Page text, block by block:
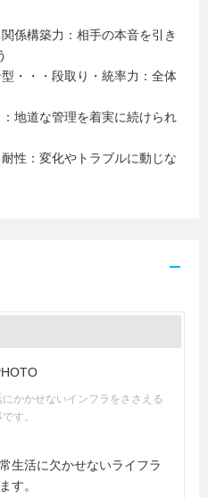
係構築力：相手の本音を引き
・・・段取り・統率力：全体
地道な管理を着実に続けられ
性：変化やトラブルに動じな
かかせないインフラをささえる
す。
生活に欠かせないライフラ
す。